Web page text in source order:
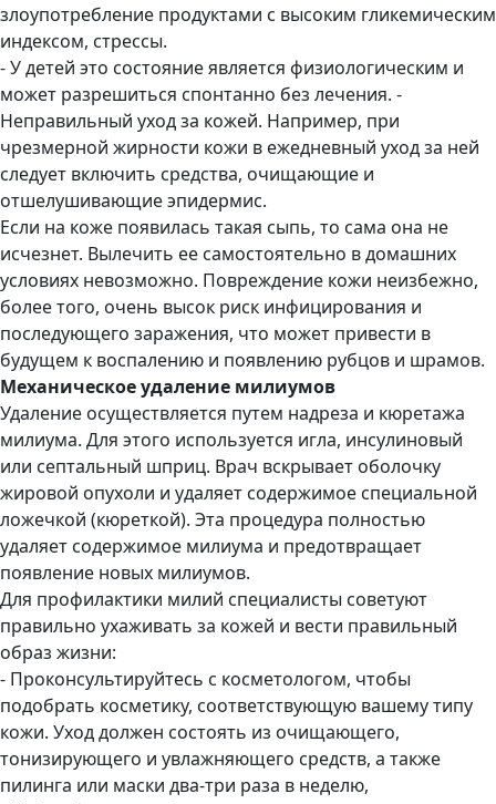
злоупотребление продуктами с высоким гликемическим
индексом, стрессы.
- У детей это состояние является физиологическим и
может разрешиться спонтанно без лечения. -
Неправильный уход за кожей. Например, при
чрезмерной жирности кожи в ежедневный уход за ней
следует включить средства, очищающие и
отшелушивающие эпидермис.
Если на коже появилась такая сыпь, то сама она не
исчезнет. Вылечить ее самостоятельно в домашних
условиях невозможно. Повреждение кожи неизбежно,
более того, очень высок риск инфицирования и
последующего заражения, что может привести в
будущем к воспалению и появлению рубцов и шрамов.
Механическое удаление милиумов
Удаление осуществляется путем надреза и кюретажа
милиума. Для этого используется игла, инсулиновый
или септальный шприц. Врач вскрывает оболочку
жировой опухоли и удаляет содержимое специальной
ложечкой (кюреткой). Эта процедура полностью
удаляет содержимое милиума и предотвращает
появление новых милиумов.
Для профилактики милий специалисты советуют
правильно ухаживать за кожей и вести правильный
образ жизни:
- Проконсультируйтесь с косметологом, чтобы
подобрать косметику, соответствующую вашему типу
кожи. Уход должен состоять из очищающего,
тонизирующего и увлажняющего средств, а также
пилинга или маски два-три раза в неделю,